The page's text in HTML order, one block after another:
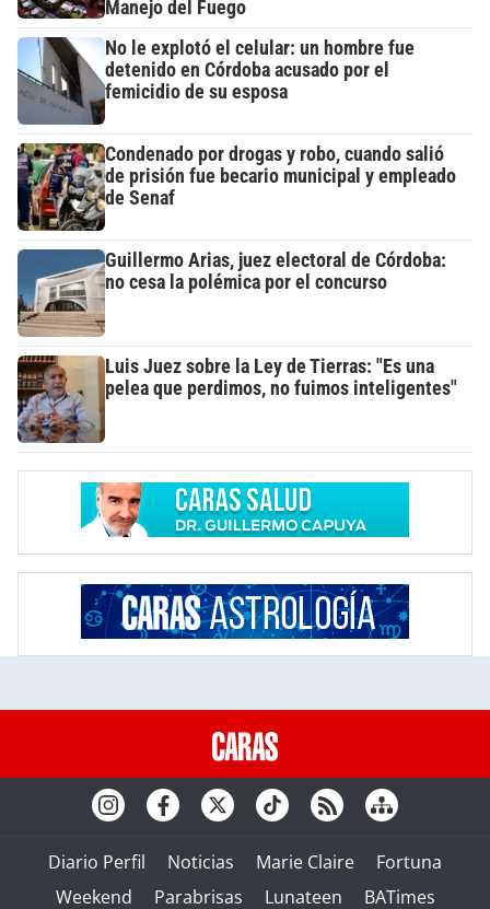
Manejo del Fuego
No le explotó el celular: un hombre fue
detenido en Córdoba acusado por el
femicidio de su esposa
Condenado por drogas y robo, cuando salió
de prisión fue becario municipal y empleado
de Senaf
Guillermo Arias, juez electoral de Córdoba:
no cesa la polémica por el concurso
Luis Juez sobre la Ley de Tierras: "Es una
pelea que perdimos, no fuimos inteligentes"
Diario Perfil Noticias Marie Claire
Fortuna
Weekend
Parabrisas Lunateen BATimes